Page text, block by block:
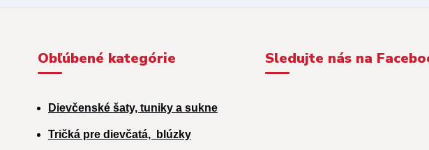
Obľúbené kategórie
Dievčenské šaty, tuniky a sukne
Tričká pre dievčatá, blúzky
Sledujte nás na